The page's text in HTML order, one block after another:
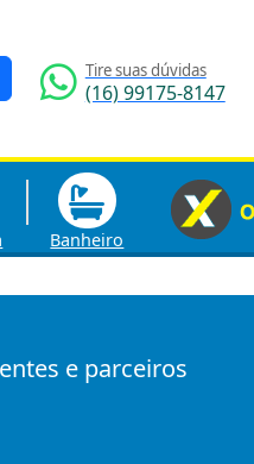
Tire suas dúvidas
(16) 99175-8147
Banheiro
e parceiros